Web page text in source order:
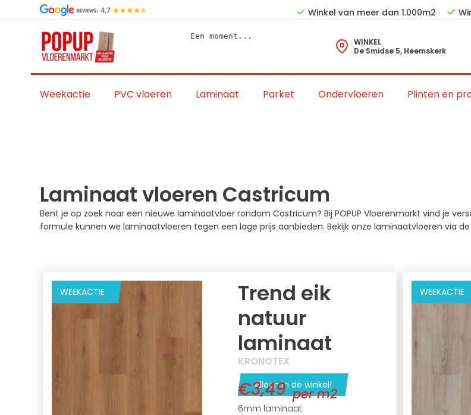
Winkel van meer dan 1.000m2
Een moment...
WINKEL
De Smidse 5, Heemskerk
Weekactie PVC vloeren Laminaat Parket Ondervloeren Plinten en
Laminaat vloeren Castricum
Bent je op zoek naar een nieuwe laminaatvloer rondom Castricum? Bij POPUP Vloerenmarkt vind je
formule kunnen we laminaatvloeren tegen een lage prijs aanbieden. Bekijk onze laminaatvloeren via de
WEEKACTIE
Trend eik
natuur
laminaat
KRONOTEX
Alleen in de winkel!
6mm laminaat
€3,49 per m2
WEEKACTIE